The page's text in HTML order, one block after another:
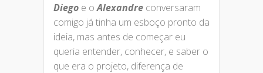
Diego e oAlexandre conversaram
comigo já tinha um esboço pronto da
ideia, mas antes de começar eu
queria entender, conhecer, e saber o
que era o projeto, diferença de